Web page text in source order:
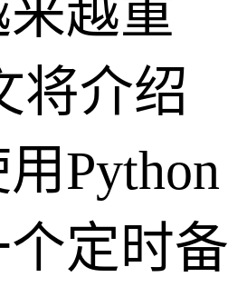
越重
将介绍
Python
定时备